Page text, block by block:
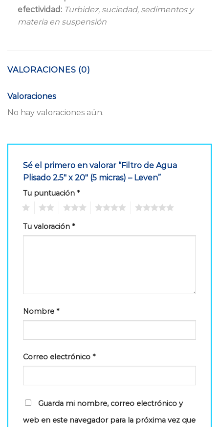
efectividad: Turbidez, suciedad, sedimentos y
materia en suspensión
VALORACIONES (0)
Valoraciones
No hay valoraciones aún.
Sé el primero en valorar “Filtro de Agua
Plisado 2.5″ x 20″ (5 micras) – Leven”
Tu puntuación *
Tu valoración *
Nombre *
Correo electrónico *
Guarda mi nombre, correo electrónico y
web en este navegador para la próxima vez que